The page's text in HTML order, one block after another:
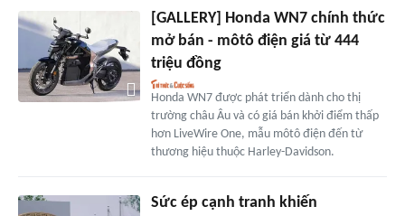
[GALLERY] Honda WN7 chính thức
mở bán - môtô điện giá từ 444
triệu đồng
Honda WN7 được phát triển dành cho thị
trường châu Âu và có giá bán khởi điểm thấp
hơn LiveWire One, mẫu môtô điện đến từ
thương hiệu thuộc Harley-Davidson.
Sức ép cạnh tranh khiến